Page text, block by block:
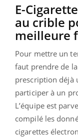
E-
au crible
meilleure
Pour mettre un
faut prendre de
prescription déjà
participer à un
L’équipe est
compilé les
cigarettes